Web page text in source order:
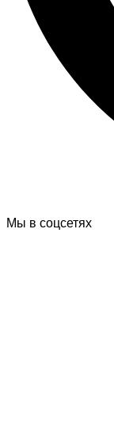
Мы в соцсетях